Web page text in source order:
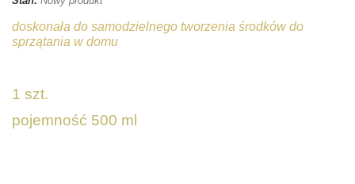
doskonała do samodzielnego tworzenia środków do
sprzątania w domu
1 szt.
pojemność 500 ml